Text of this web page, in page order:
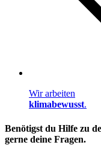
Wir arbeiten
klimabewusst.
Benötigst du Hilfe zu
gerne deine Fragen.